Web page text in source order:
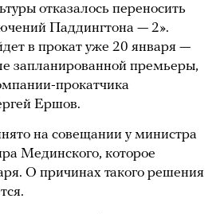
отказалось переносить
Паддингтона — 2».
в прокат уже 20 января —
запланированной премьеры,
прокатчика
Ершов.
на совещании у министра
Мединского, которое
О причинах такого решения